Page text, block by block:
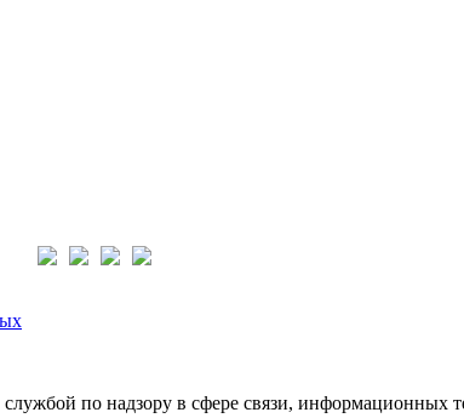
службой по надзору в сфере связи,